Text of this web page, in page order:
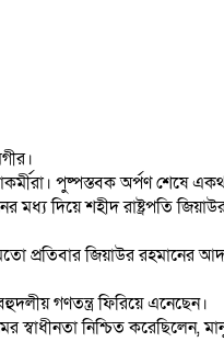
পুষ্পস্তবক অর্পণ শেষে
দিয়ে শহীদ রাষ্ট্রপতি
প্রতিবার জিয়াউর রহমানের
গণতন্ত্র ফিরিয়ে এনেছেন।
নিশ্চিত করেছিলেন,